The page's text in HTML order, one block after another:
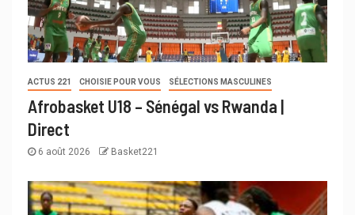
ACTUS 221 CHOISIE POUR VOUS SÉLECTIONS MASCULINES
Afrobasket U18 – Sénégal vs Rwanda |
Direct
6 août 2026 Basket221